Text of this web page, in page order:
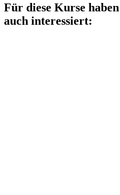
Für diese Kurse
auch interessiert: